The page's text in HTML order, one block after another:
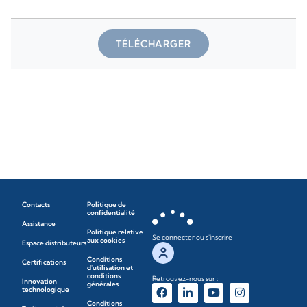
TÉLÉCHARGER
Contacts
Assistance
Espace distributeurs
Certifications
Innovation
technologique
Politique de
confidentialité
Politique relative
aux cookies
Conditions
d'utilisation et
conditions
générales
Conditions
Se connecter ou s'inscrire
Retrouvez-nous sur :